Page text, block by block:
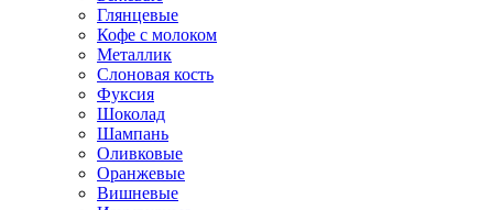
Глянцевые
Кофе с молоком
Металлик
Слоновая кость
Фуксия
Шоколад
Шампань
Оливковые
Оранжевые
Вишневые